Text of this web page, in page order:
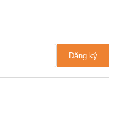
Đăng ký